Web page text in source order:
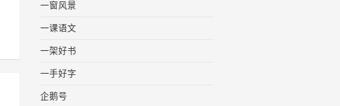
一窗风景
一课语文
一架好书
一手好字
企鹅号